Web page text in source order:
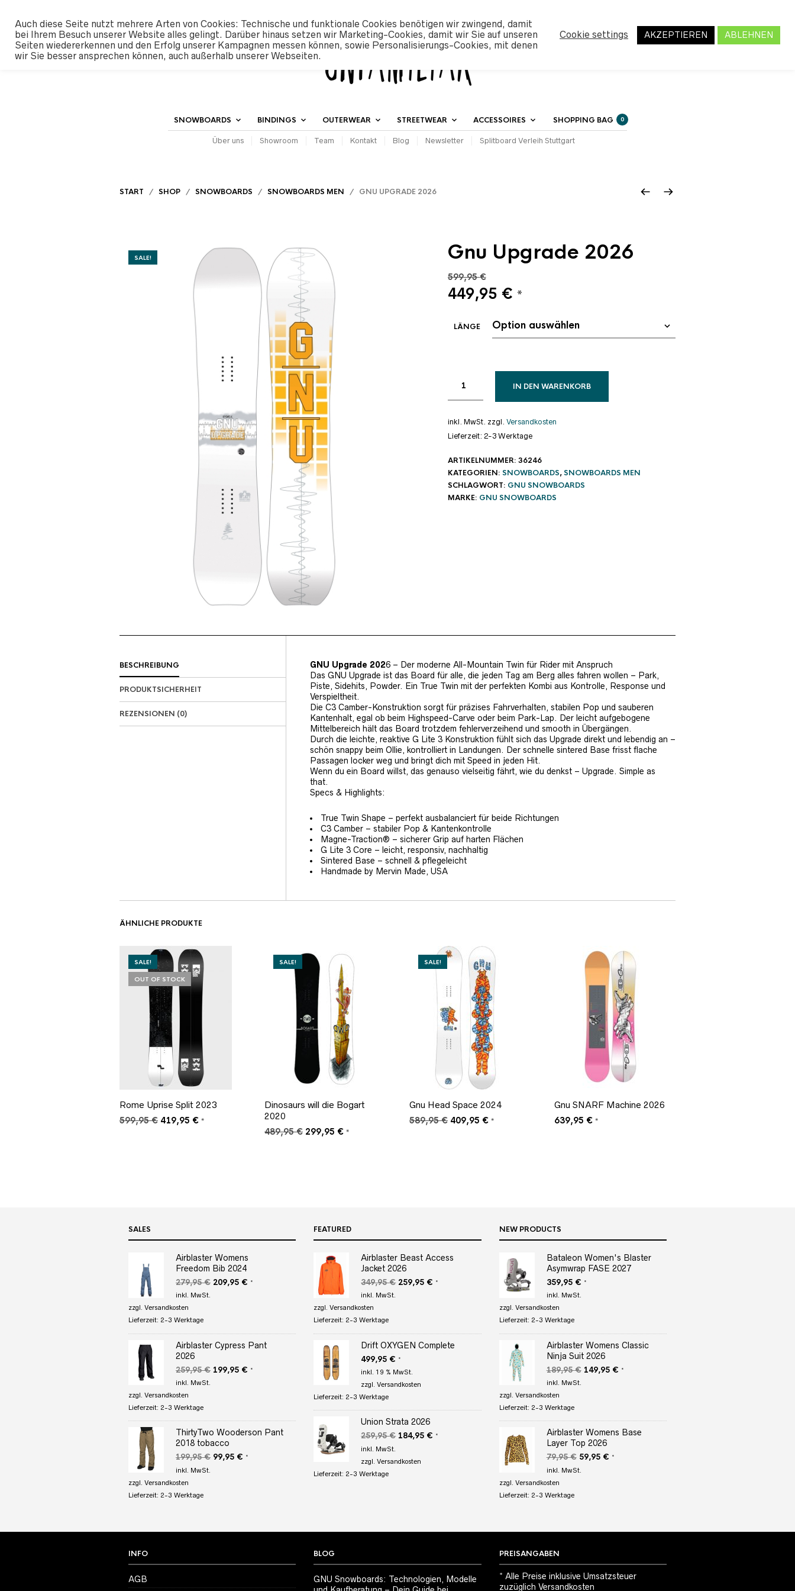
SNOWBOARDS BINDINGS OUTERWEAR STREETWEAR ACCESSOIRES SHOPPING BAG 0
Über uns Showroom Team Kontakt Blog Newsletter Splitboard Verleih Stuttgart
START / SHOP / SNOWBOARDS / SNOWBOARDS MEN / GNU UPGRADE 2026
SALE! Gnu Upgrade 2026
599,95€
Ursprünglicher
war:
599,95 €
449,95 €Aktueller
ist:
449,95 €.
*
LÄNGE
IN DEN WARENKORB
inkl. MwSt. zzgl. Versandkosten
Lieferzeit: 2-3 Werktage
ARTIKELNUMMER: 36246
KATEGORIEN: SNOWBOARDS,SNOWBOARDS MEN
SCHLAGWORT: GNU SNOWBOARDS
MARKE: GNU SNOWBOARDS
BESCHREIBUNG
PRODUKTSICHERHEIT
REZENSIONEN (0)
GNU Upgrade 2026 – Der moderne All-Mountain Twin für Rider mit Anspruch
Das GNU Upgrade ist das Board für alle, die jeden Tag am Berg alles fahren wollen – Park,
Piste, Sidehits, Powder. Ein True Twin mit der perfekten Kombi aus Kontrolle, Response und
Verspieltheit.
Die C3 Camber-Konstruktion sorgt für präzises Fahrverhalten, stabilen Pop und sauberen
Kantenhalt, egal ob beim Highspeed-Carve oder beim Park-Lap. Der leicht aufgebogene
Mittelbereich hält das Board trotzdem fehlerverzeihend und smooth in Übergängen.
Durch die leichte, reaktive G Lite 3 Konstruktion fühlt sich das Upgrade direkt und lebendig an –
schön snappy beim Ollie, kontrolliert in Landungen. Der schnelle sintered Base frisst flache
Passagen locker weg und bringt dich mit Speed in jeden Hit.
Wenn du ein Board willst, das genauso vielseitig fährt, wie du denkst – Upgrade. Simple as
that.
Specs & Highlights:
True Twin Shape – perfekt ausbalanciert für beide Richtungen
C3 Camber – stabiler Pop & Kantenkontrolle
Magne-Traction® – sicherer Grip auf harten Flächen
G Lite 3 Core – leicht, responsiv, nachhaltig
Sintered Base – schnell & pflegeleicht
Handmade by Mervin Made, USA
ÄHNLICHE PRODUKTE
SALE!
OUT OF STOCK
Rome Uprise Split 2023
599,95€ Ursprünglicher
419,95 €Aktueller
*
SALE!
Dinosaurs will die Bogart
2020
489,95€ Ursprünglicher
299,95 €Aktueller
*
SALE!
Gnu Head Space 2024
589,95€ Ursprünglicher
409,95 €Aktueller
*
Gnu SNARF Machine 2026
639,95 € *
SALES
Airblaster Womens
Freedom Bib 2024
279,95€ Ursprünglicher
209,95 € Aktueller
*
inkl. MwSt.
zzgl. Versandkosten
Lieferzeit: 2-3 Werktage
Airblaster Cypress Pant
2026
259,95€ Ursprünglicher
199,95 € Aktueller
*
inkl. MwSt.
zzgl. Versandkosten
Lieferzeit: 2-3 Werktage
ThirtyTwo Wooderson Pant
2018 tobacco
199,95€ Ursprünglicher
99,95 € Aktueller
*
inkl. MwSt.
zzgl. Versandkosten
Lieferzeit: 2-3 Werktage
FEATURED
Airblaster Beast Access
Jacket 2026
349,95€ Ursprünglicher
259,95 € Aktueller
*
inkl. MwSt.
zzgl.Versandkosten
Lieferzeit: 2-3 Werktage
Drift OXYGEN Complete
499,95 € *
inkl. 19 % MwSt.
zzgl.Versandkosten
Lieferzeit: 2-3 Werktage
Union Strata 2026
259,95€ Ursprünglicher
259,95 €
184,95 € Aktueller
*
inkl. MwSt.
zzgl.Versandkosten
Lieferzeit: 2-3 Werktage
NEW PRODUCTS
Bataleon Women's Blaster
Asymwrap FASE 2027
359,95 € *
inkl. MwSt.
zzgl. Versandkosten
Lieferzeit: 2-3 Werktage
Airblaster Womens Classic
Ninja Suit 2026
189,95€ Ursprünglicher
149,95 €Aktueller
*
inkl. MwSt.
zzgl. Versandkosten
Lieferzeit: 2-3 Werktage
Airblaster Womens Base
Layer Top 2026
79,95€ Ursprünglicher
Preis
59,95 €Aktueller
*
inkl. MwSt.
zzgl. Versandkosten
Lieferzeit: 2-3 Werktage
INFO
AGB
BLOG
GNU Snowboards: Technologien, Modelle
PREISANGABEN
* Alle Preise inklusive Umsatzsteuer
zuzüglich Versandkosten
Auch diese Seite nutzt mehrere Arten von Cookies: Technische und funktionale Cookies benötigen wir zwingend, damit
bei Ihrem Besuch unserer Website alles gelingt. Darüber hinaus setzen wir Marketing-Cookies, damit wir Sie auf unseren
Seiten wiedererkennen und den Erfolg unserer Kampagnen messen können, sowie Personalisierungs-Cookies, mit denen
wir Sie besser ansprechen können, auch außerhalb unserer Webseiten.
Cookie settings AKZEPTIEREN ABLEHNEN